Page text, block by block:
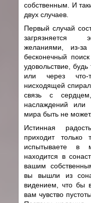
собственным. И
двух случаев.
Первый случай
загрязняется
желаниями, из-
бесконечный
удовольствие,
или через что-
нисходящей
связь с
наслаждений или
мира быть не может.
Истинная
приходит только
испытываете в
находится в
вашим
вы вышли из
видением, что бы
вам чувство